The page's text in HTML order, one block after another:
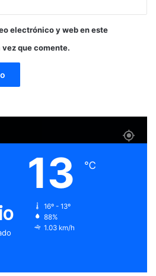
electrónico y web en este
que comente.
13 ℃
16º - 13º
88%
1.03 km/h